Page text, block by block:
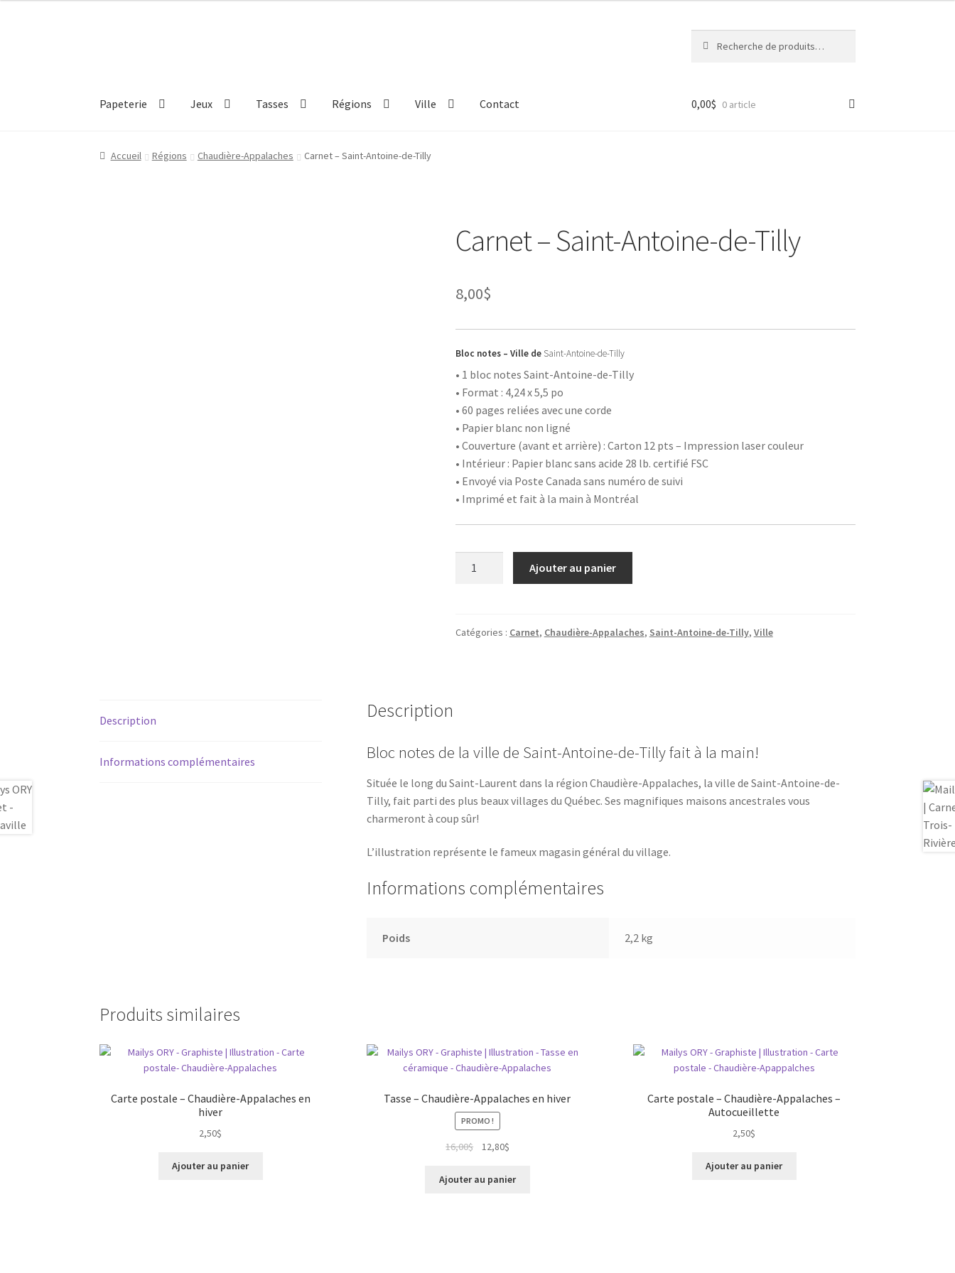
pour :
Papeterie Jeux Tasses Régions Ville Contact 0,00$ 0 article
Accueil Régions Chaudière-Appalaches Carnet – Saint-Antoine-de-Tilly
Carnet – Saint-Antoine-de-Tilly
8,00$
Bloc notes – Ville de Saint-Antoine-de-Tilly
• 1 bloc notes Saint-Antoine-de-Tilly
• Format : 4,24 x 5,5 po
• 60 pages reliées avec une corde
• Papier blanc non ligné
• Couverture (avant et arrière) : Carton 12 pts – Impression laser couleur
• Intérieur : Papier blanc sans acide 28 lb. certifié FSC
• Envoyé via Poste Canada sans numéro de suivi
• Imprimé et fait à la main à Montréal
Saint-
Ajouter au panier
Catégories : Carnet, Chaudière-Appalaches, Saint-Antoine-de-Tilly, Ville
Description
Informations complémentaires
Description
Bloc notes de la ville de Saint-Antoine-de-Tilly fait à la main!
Située le long du Saint-Laurent dans la région Chaudière-Appalaches, la ville de Saint-Antoine-de-
Tilly, fait parti des plus beaux villages du Québec. Ses magnifiques maisons ancestrales vous
charmeront à coup sûr!
L’illustration représente le fameux magasin général du village.
Informations complémentaires
Poids 2,2 kg
Produits similaires
Carte postale – Chaudière-Appalaches en
hiver
2,50$
Ajouter au panier
Tasse – Chaudière-Appalaches en hiver
PROMO !
16,00$
Le
initial
12,80$Le
actuel
Ajouter au panier
Carte postale – Chaudière-Appalaches –
Autocueillette
2,50$
Ajouter au panier